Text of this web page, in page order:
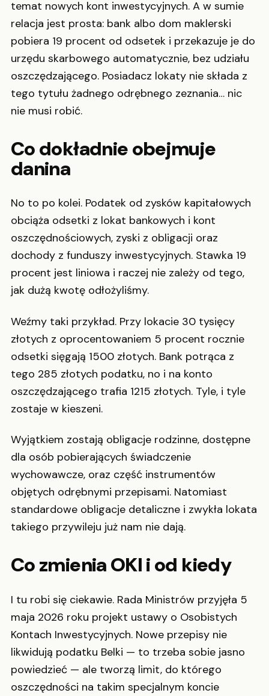
temat nowych kont inwestycyjnych. A w sumie
relacja jest prosta: bank albo dom maklerski
pobiera 19 procent od odsetek i przekazuje je do
urzędu skarbowego automatycznie, bez udziału
oszczędzającego. Posiadacz lokaty nie składa z
tego tytułu żadnego odrębnego zeznania… nic
nie musi robić.
Co dokładnie obejmuje
danina
No to po kolei. Podatek od zysków kapitałowych
obciąża odsetki z lokat bankowych i kont
oszczędnościowych, zyski z obligacji oraz
dochody z funduszy inwestycyjnych. Stawka 19
procent jest liniowa i raczej nie zależy od tego,
jak dużą kwotę odłożyliśmy.
Weźmy taki przykład. Przy lokacie 30 tysięcy
złotych z oprocentowaniem 5 procent rocznie
odsetki sięgają 1500 złotych. Bank potrąca z
tego 285 złotych podatku, no i na konto
oszczędzającego trafia 1215 złotych. Tyle, i tyle
zostaje w kieszeni.
Wyjątkiem zostają obligacje rodzinne, dostępne
dla osób pobierających świadczenie
wychowawcze, oraz część instrumentów
objętych odrębnymi przepisami. Natomiast
standardowe obligacje detaliczne i zwykła lokata
takiego przywileju już nam nie dają.
Co zmienia OKI i od kiedy
I tu robi się ciekawie. Rada Ministrów przyjęła 5
maja 2026 roku projekt ustawy o Osobistych
Kontach Inwestycyjnych. Nowe przepisy nie
likwidują podatku Belki — to trzeba sobie jasno
powiedzieć — ale tworzą limit, do którego
oszczędności na takim specjalnym koncie